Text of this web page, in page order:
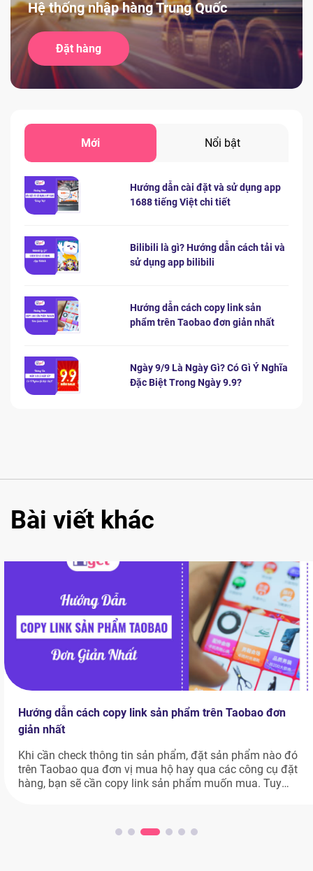
Hệ thống nhập hàng Trung Quốc
Đặt hàng
Mới Nổi bật
Hướng dẫn cài đặt và sử dụng app
1688 tiếng Việt chi tiết
Bilibili là gì? Hướng dẫn cách tải và
sử dụng app bilibili
Hướng dẫn cách copy link sản
phẩm trên Taobao đơn giản nhất
Ngày 9/9 Là Ngày Gì? Có Gì Ý Nghĩa
Đặc Biệt Trong Ngày 9.9?
Bài viết khác
Hướng dẫn cách copy link sản phẩm trên Taobao đơn
giản nhất
Khi cần check thông tin sản phẩm, đặt sản phẩm nào đó
trên Taobao qua đơn vị mua hộ hay qua các công cụ đặt
hàng, bạn sẽ cần copy link sản phẩm muốn mua. Tuy